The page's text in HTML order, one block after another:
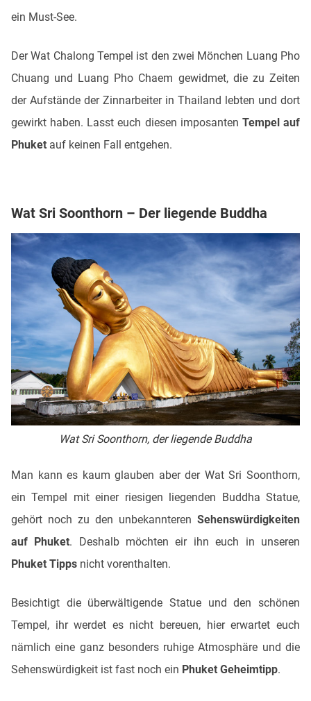
ein Must-See.
Der Wat Chalong Tempel ist den zwei Mönchen Luang Pho
Chuang und Luang Pho Chaem gewidmet, die zu Zeiten
der Aufstände der Zinnarbeiter in Thailand lebten und dort
gewirkt haben. Lasst euch diesen imposanten Tempel auf
Phuket auf keinen Fall entgehen.
Wat Sri Soonthorn – Der liegende Buddha
Wat Sri Soonthorn, der liegende Buddha
Man kann es kaum glauben aber der Wat Sri Soonthorn,
ein Tempel mit einer riesigen liegenden Buddha Statue,
gehört noch zu den unbekannteren Sehenswürdigkeiten
auf Phuket. Deshalb möchten eir ihn euch in unseren
Phuket Tipps nicht vorenthalten.
Besichtigt die überwältigende Statue und den schönen
Tempel, ihr werdet es nicht bereuen, hier erwartet euch
nämlich eine ganz besonders ruhige Atmosphäre und die
Sehenswürdigkeit ist fast noch ein Phuket Geheimtipp.